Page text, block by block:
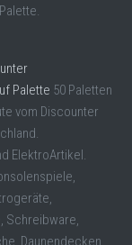
Palette 50 Paletten
vom Discounter
ElektroArtikel.
Schreibware,
Daunendecken,